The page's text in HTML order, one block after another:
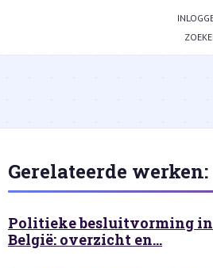
Gerelateerde werken:
Politieke besluitvorming in
België: overzicht en...